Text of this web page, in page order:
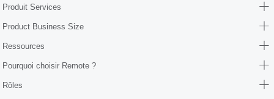
Produit Services
Product Business Size
Ressources
Pourquoi choisir Remote ?
Rôles